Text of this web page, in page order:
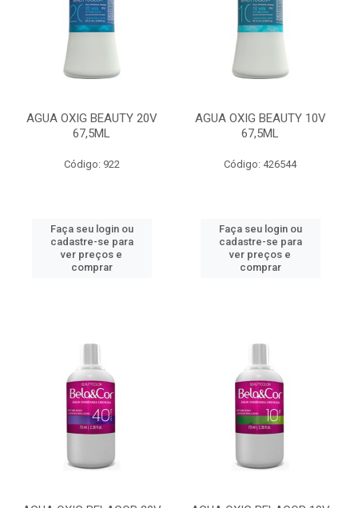
AGUA OXIG BEAUTY 20V
67,5ML
Código: 922
Faça seu login ou
cadastre-se para
ver preços e
comprar
AGUA OXIG BEAUTY 10V
67,5ML
Código: 426544
Faça seu login ou
cadastre-se para
ver preços e
comprar